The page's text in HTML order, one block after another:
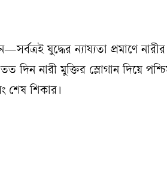
যুদ্ধের ন্যায্যতা প্রমাণে
দিন নারী মুক্তির স্লোগান দিয়ে
শেষ শিকার।